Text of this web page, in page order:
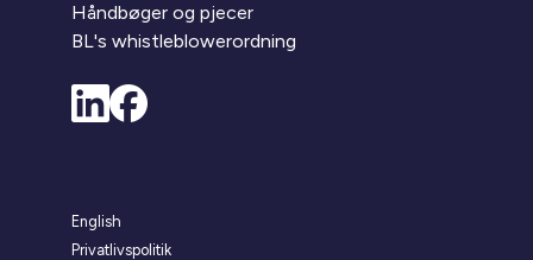
Håndbøger og pjecer
BL's whistleblowerordning
English
Privatlivspolitik